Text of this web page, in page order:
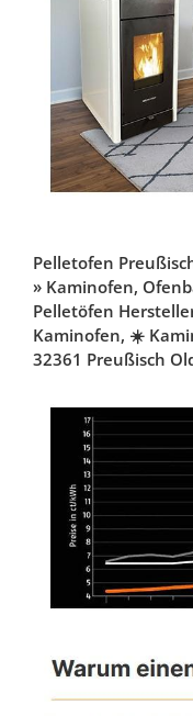
Pelletofen
» Kaminofen,
Pelletöfen
Kaminofen, ☀️
32361 Preußisch